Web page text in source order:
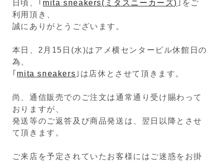
日頃、｢ mita sneakers(ミタスニーカーズ) ｣をご
利用頂き、
誠にありがとうございます。
本日、2月15日(水)はアメ横センタービル休館日の
為、
｢ mita sneakers ｣は店休とさせて頂きます。
尚、通信販売でのご注文は通常通り受け賜わって
おりますが、
発送等のご返答及び商品発送は、翌日以降とさせ
て頂きます。
ご来店を予定されていたお客様にはご迷惑をお掛